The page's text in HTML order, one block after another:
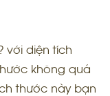
với diện tích
không quá
thước này bạn